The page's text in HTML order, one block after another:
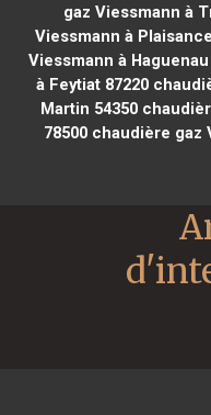
gaz Viessmann à
Viessmann à
Viessmann à Haguenau
à Feytiat 87220
Martin 54350
78500 chaudière gaz